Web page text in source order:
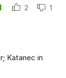
2 1
Katanec in